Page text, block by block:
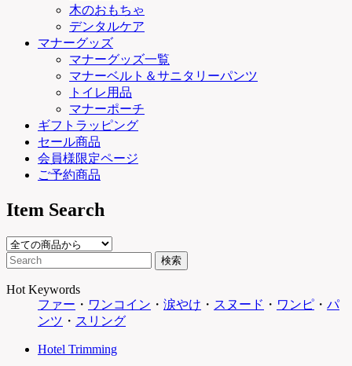
木のおもちゃ
デンタルケア
マナーグッズ
マナーグッズ一覧
マナーベルト＆サニタリーパンツ
トイレ用品
マナーポーチ
ギフトラッピング
セール商品
会員様限定ページ
ご予約商品
Item Search
Hot Keywords
ファー ・ ワンコイン ・ 涙やけ ・ スヌード ・ ワンピ ・ パ
ンツ ・ スリング
Hotel Trimming